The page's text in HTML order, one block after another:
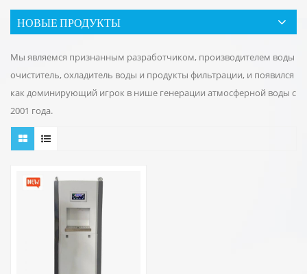
НОВЫЕ ПРОДУКТЫ
Мы являемся признанным разработчиком, производителем воды
очиститель, охладитель воды и продукты фильтрации, и появился
как доминирующий игрок в нише генерации атмосферной воды с
2001 года.